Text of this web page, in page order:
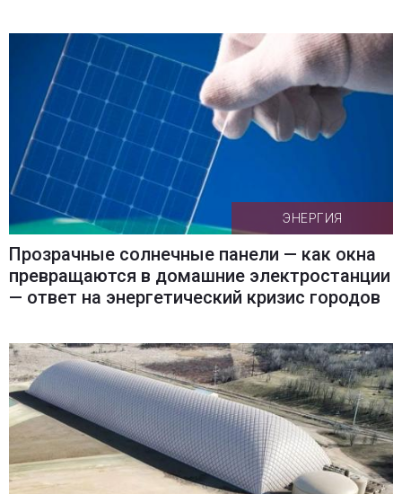
ЭНЕРГИЯ
Прозрачные солнечные панели — как окна
превращаются в домашние электростанции
— ответ на энергетический кризис городов